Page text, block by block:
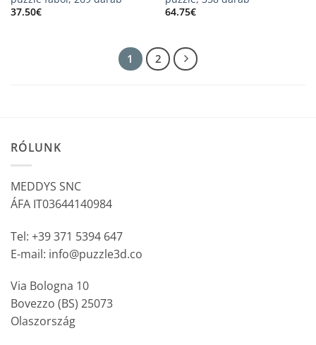
37.50€
64.75€
1 2
RÓLUNK
MEDDYS SNC
ÁFA IT03644140984
Tel: +39 371 5394 647
E-mail: info@puzzle3d.co
Via Bologna 10
Bovezzo (BS) 25073
Olaszország